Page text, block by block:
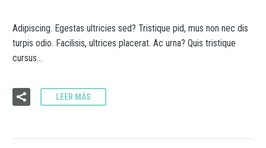
Adipiscing. Egestas ultricies sed? Tristique pid, mus non nec dis
turpis odio. Facilisis, ultrices placerat. Ac urna? Quis tristique
cursus…
LEER MÁS